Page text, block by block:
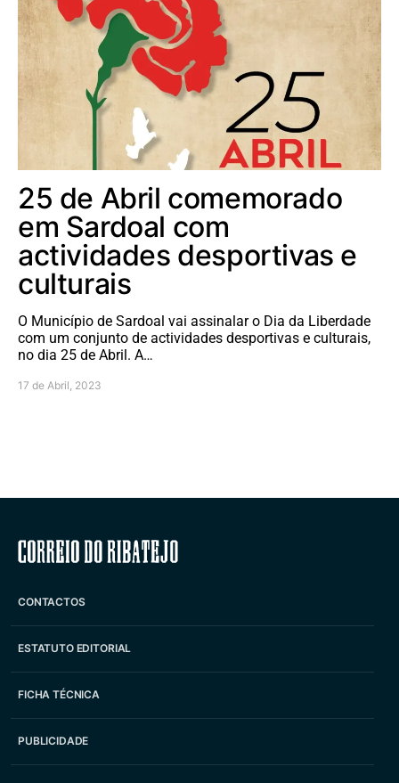
25 de Abril comemorado
em Sardoal com
actividades desportivas e
culturais
O Município de Sardoal vai assinalar o Dia da Liberdade
com um conjunto de actividades desportivas e culturais,
no dia 25 de Abril. A…
17 de Abril, 2023
Correio do Ribatejo
CONTACTOS
ESTATUTO EDITORIAL
FICHA TÉCNICA
PUBLICIDADE